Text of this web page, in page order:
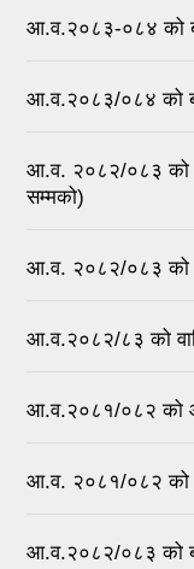
आ.व.२०८३-०८४ को
आ.व.२०८३/०८४ को
आ.व. २०८२/०८३ को
सम्मको)
आ.व. २०८२/०८३ को
आ.व.२०८२/८३ को
आ.व.२०८१/०८२ को
आ.व. २०८१/०८२ को
आ.व.२०८२/०८३ को